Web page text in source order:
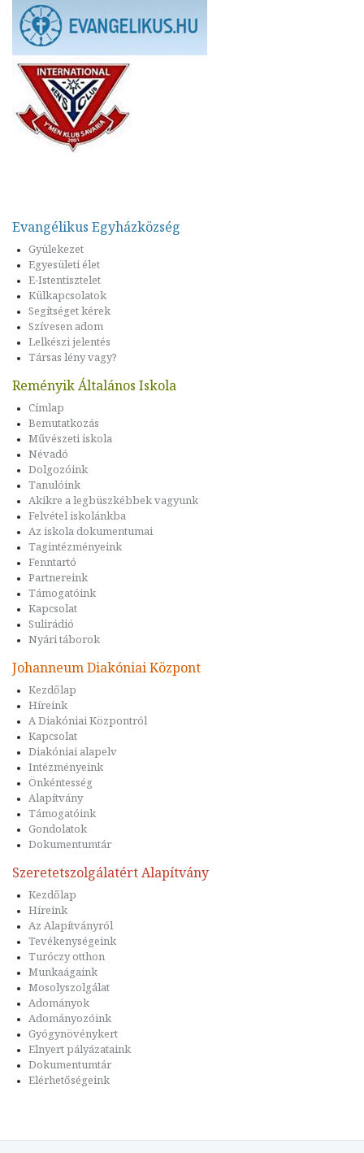
Evangélikus Egyházközség
Gyülekezet
Egyesületi élet
E-Istentisztelet
Külkapcsolatok
Segítséget kérek
Szívesen adom
Lelkészi jelentés
Társas lény vagy?
Reményik Általános Iskola
Címlap
Bemutatkozás
Művészeti iskola
Névadó
Dolgozóink
Tanulóink
Akikre a legbüszkébbek vagyunk
Felvétel iskolánkba
Az iskola dokumentumai
Tagintézményeink
Fenntartó
Partnereink
Támogatóink
Kapcsolat
Sulirádió
Nyári táborok
Johanneum Diakóniai Központ
Kezdőlap
Híreink
A Diakóniai Központról
Kapcsolat
Diakóniai alapelv
Intézményeink
Önkéntesség
Alapítvány
Támogatóink
Gondolatok
Dokumentumtár
Szeretetszolgálatért Alapítvány
Kezdőlap
Híreink
Az Alapítványról
Tevékenységeink
Turóczy otthon
Munkaágaink
Mosolyszolgálat
Adományok
Adományozóink
Gyógynövénykert
Elnyert pályázataink
Dokumentumtár
Elérhetőségeink